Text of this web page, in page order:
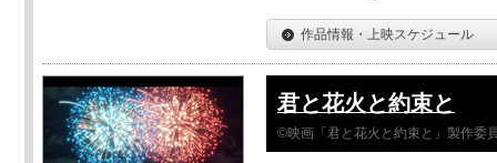
作品情報・上映スケジュール
君と花火と約束と
©映画「君と花火と約束と」製作委